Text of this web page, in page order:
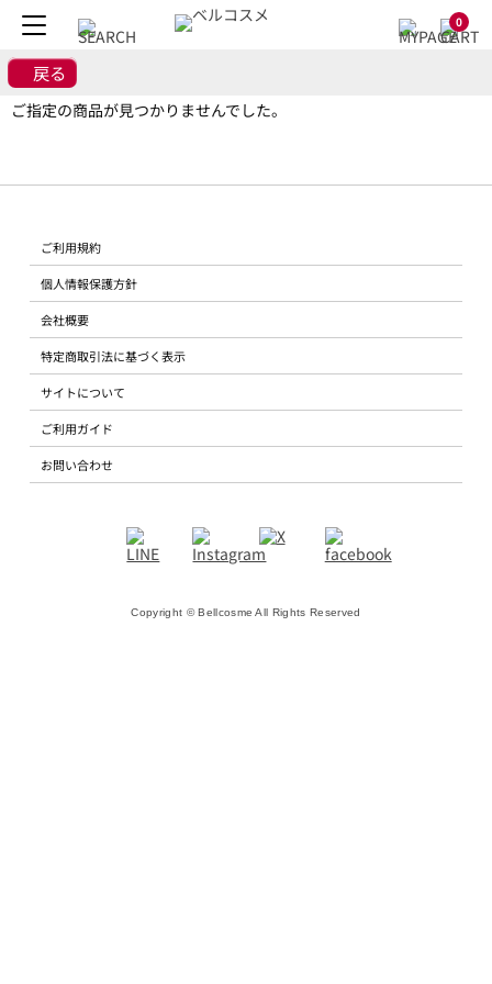
0
戻る
ご指定の商品が見つかりませんでした。
ご利用規約
個人情報保護方針
会社概要
特定商取引法に基づく表示
サイトについて
ご利用ガイド
お問い合わせ
Copyright © Bellcosme All Rights Reserved